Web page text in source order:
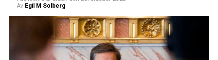
Av Egil M Solberg